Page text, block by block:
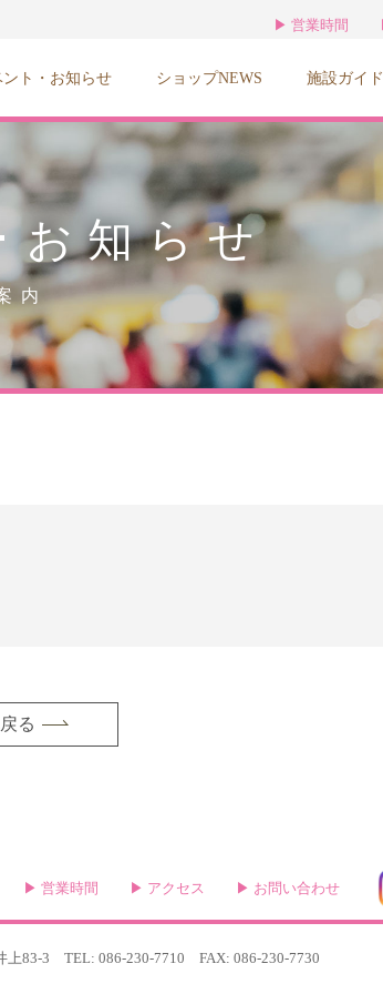
ント・お知らせ ショップNEWS 施設ガイド
営業時間
お知らせ
内
る
営業時間 アクセス お問い合わせ
上83-3 TEL: 086-230-7710 FAX: 086-230-7730